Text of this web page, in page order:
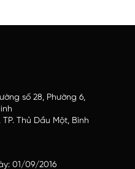
số 28, Phường 6,
Thủ Dầu Một, Bình
01/09/2016